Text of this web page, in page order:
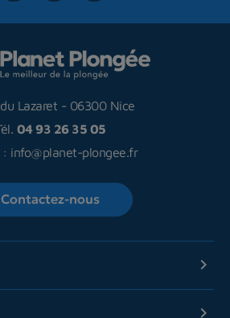
Lazaret - 06300 Nice
04 93 26 35 05
: info@planet-plongee.fr
Contactez-nous

